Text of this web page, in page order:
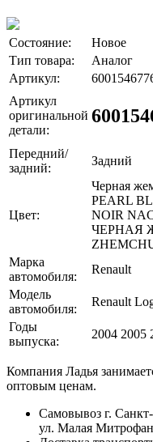
Состояние:
Новое
Тип товара:
Аналог
Артикул:
Артикул
оригинальной
детали:
Передний/
задний:
Задний
Цвет:
Черная
PEARL
NOIR
ЧЕРНАЯ
Марка
автомобиля:
Renault
Модель
автомобиля:
Renault
Годы
выпуска:
2004 2005
Компания Ладья
оптовым ценам.
Самовывоз г.
ул. Малая